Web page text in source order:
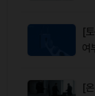
[
여
[